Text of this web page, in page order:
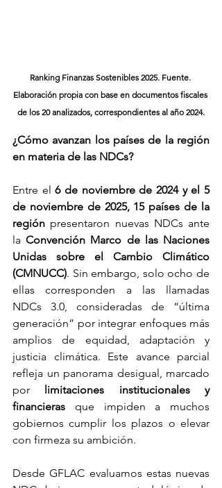
Ranking Finanzas Sostenibles 2025. Fuente.
Elaboración propia con base en documentos fiscales
de los 20 analizados, correspondientes al año 2024.
¿Cómo avanzan los países de la región
en materia de las NDCs?
Entre el 6 de noviembre de 2024 y el 5
de noviembre de 2025, 15 países de la
región presentaron nuevas NDCs ante
la Convención Marco de las Naciones
Unidas sobre el Cambio Climático
(CMNUCC). Sin embargo, solo ocho de
ellas corresponden a las llamadas
NDCs 3.0, consideradas de “última
generación” por integrar enfoques más
amplios de equidad, adaptación y
justicia climática. Este avance parcial
refleja un panorama desigual, marcado
por limitaciones institucionales y
financieras que impiden a muchos
gobiernos cumplir los plazos o elevar
con firmeza su ambición.
Desde GFLAC evaluamos estas nuevas